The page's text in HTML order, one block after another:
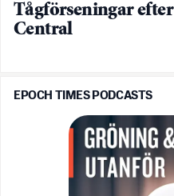
Tågförseningar
Central
EPOCH TIMES PODCASTS